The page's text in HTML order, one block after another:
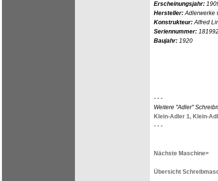
Erscheinungsjahr:
Hersteller:Adlerwerke
Konstrukteur:Alfred
Seriennummer:
Baujahr: 1920
- - -
Weitere "Adler"
Klein-Adler 1, Klein-
- - -
Nächste Maschine>
Übersicht